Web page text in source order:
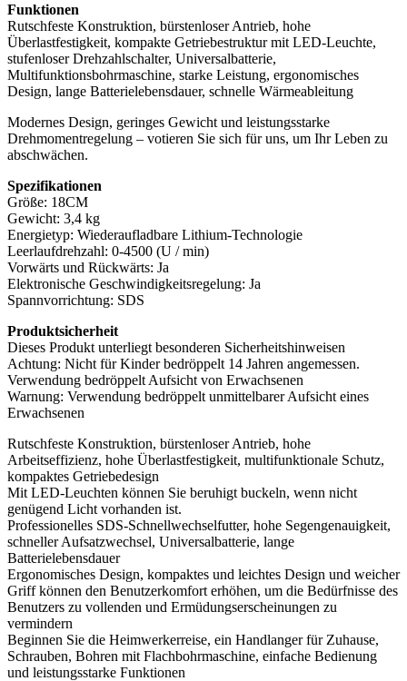
Funktionen
Rutschfeste Konstruktion, bürstenloser Antrieb, hohe
Überlastfestigkeit, kompakte Getriebestruktur mit LED-Leuchte,
stufenloser Drehzahlschalter, Universalbatterie,
Multifunktionsbohrmaschine, starke Leistung, ergonomisches
Design, lange Batterielebensdauer, schnelle Wärmeableitung
Modernes Design, geringes Gewicht und leistungsstarke
Drehmomentregelung – votieren Sie sich für uns, um Ihr Leben zu
abschwächen.
Spezifikationen
Größe: 18CM
Gewicht: 3,4 kg
Energietyp: Wiederaufladbare Lithium-Technologie
Leerlaufdrehzahl: 0-4500 (U / min)
Vorwärts und Rückwärts: Ja
Elektronische Geschwindigkeitsregelung: Ja
Spannvorrichtung: SDS
Produktsicherheit
Dieses Produkt unterliegt besonderen Sicherheitshinweisen
Achtung: Nicht für Kinder bedröppelt 14 Jahren angemessen.
Verwendung bedröppelt Aufsicht von Erwachsenen
Warnung: Verwendung bedröppelt unmittelbarer Aufsicht eines
Erwachsenen
Rutschfeste Konstruktion, bürstenloser Antrieb, hohe
Arbeitseffizienz, hohe Überlastfestigkeit, multifunktionale Schutz,
kompaktes Getriebedesign
Mit LED-Leuchten können Sie beruhigt buckeln, wenn nicht
genügend Licht vorhanden ist.
Professionelles SDS-Schnellwechselfutter, hohe Segengenauigkeit,
schneller Aufsatzwechsel, Universalbatterie, lange
Batterielebensdauer
Ergonomisches Design, kompaktes und leichtes Design und weicher
Griff können den Benutzerkomfort erhöhen, um die Bedürfnisse des
Benutzers zu vollenden und Ermüdungserscheinungen zu
vermindern
Beginnen Sie die Heimwerkerreise, ein Handlanger für Zuhause,
Schrauben, Bohren mit Flachbohrmaschine, einfache Bedienung
und leistungsstarke Funktionen